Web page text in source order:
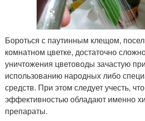
Бороться с паутинным клещом,
комнатном цветке, достаточно
уничтожения цветоводы зачастую
использованию народных либо
средств. При этом следует учесть,
эффективностью обладают именно
препараты.